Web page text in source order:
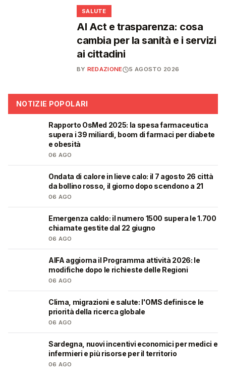
SALUTE
AI Act e trasparenza: cosa
cambia per la sanità e i servizi
ai cittadini
BY REDAZIONE 5 AGOSTO 2026
NOTIZIE POPOLARI
Rapporto OsMed 2025: la spesa farmaceutica
supera i 39 miliardi, boom di farmaci per diabete
e obesità
06 AGO
Ondata di calore in lieve calo: il 7 agosto 26 città
da bollino rosso, il giorno dopo scendono a 21
06 AGO
Emergenza caldo: il numero 1500 supera le 1.700
chiamate gestite dal 22 giugno
06 AGO
AIFA aggiorna il Programma attività 2026: le
modifiche dopo le richieste delle Regioni
06 AGO
Clima, migrazioni e salute: l'OMS definisce le
priorità della ricerca globale
06 AGO
Sardegna, nuovi incentivi economici per medici e
infermieri e più risorse per il territorio
06 AGO